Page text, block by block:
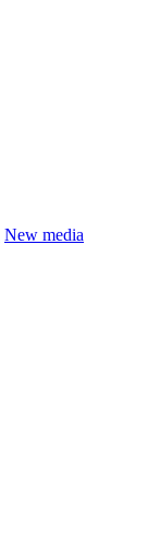
New media